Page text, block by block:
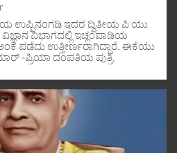
ಉಪ್ಪಿನಂಗಡಿ ಇದರ ದ್ವಿತೀಯ ಪಿ ಯು
ವಿಭಾಗದಲ್ಲಿ ಇಚ್ಲಂಪಾಡಿಯ
ಪಡೆದು ಉತ್ತೀರ್ಣರಾಗಿದ್ದಾರೆ. ಈಕೆಯು
-ಪ್ರಿಯಾ ದಂಪತಿಯ ಪುತ್ರಿ